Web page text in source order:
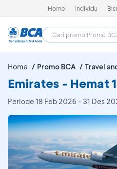
Home Individu
Home Promo BCA Travel
Emirates - Hemat
Periode 18 Feb 2026 - 31 Des